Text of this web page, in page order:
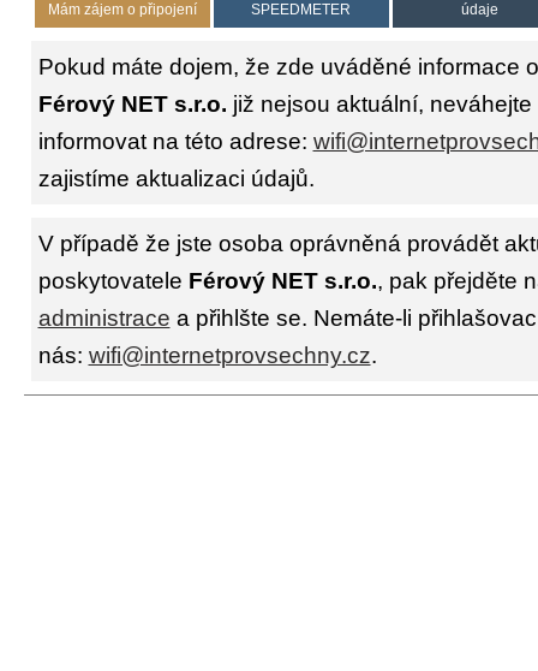
Mám zájem o připojení
SPEEDMETER
údaje
Pokud máte dojem, že zde uváděné informace
Férový NET s.r.o. již nejsou aktuální, neváhejte
informovat na této adrese:
zajistíme aktualizaci údajů.
V případě že jste osoba oprávněná provádět
poskytovatele Férový NET s.r.o., pak přejděte
administrace a přihlšte se. Nemáte-li
nás: wifi@internetprovsechny.cz.